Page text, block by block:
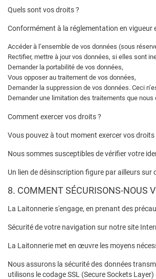
Quels sont vos droits ?
Conformément à la réglementation en vigueur
Accéder à l’ensemble de vos données (sous
Rectifier, mettre à jour vos données, si elles sont
Demander la portabilité de vos données,
Vous opposer au traitement de vos données,
Demander la suppression de vos données. Ceci
Demander une limitation des traitements que
Comment exercer vos droits ?
Vous pouvez à tout moment exercer vos
Nous sommes susceptibles de vérifier votre
Un lien de désinscription figure par ailleurs
8. COMMENT SÉCURISONS-NOUS
La Laitonnerie s'engage, en prenant des
Sécurité de votre navigation sur notre site
La Laitonnerie met en œuvre les moyens
Nous assurons la sécurité des données
utilisons le codage SSL (Secure Sockets